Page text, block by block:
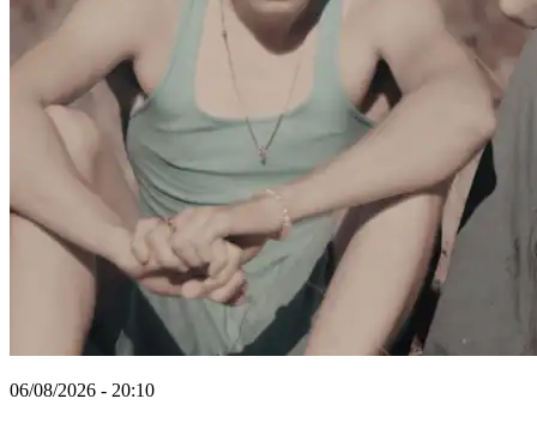
06/08/2026 - 20:10